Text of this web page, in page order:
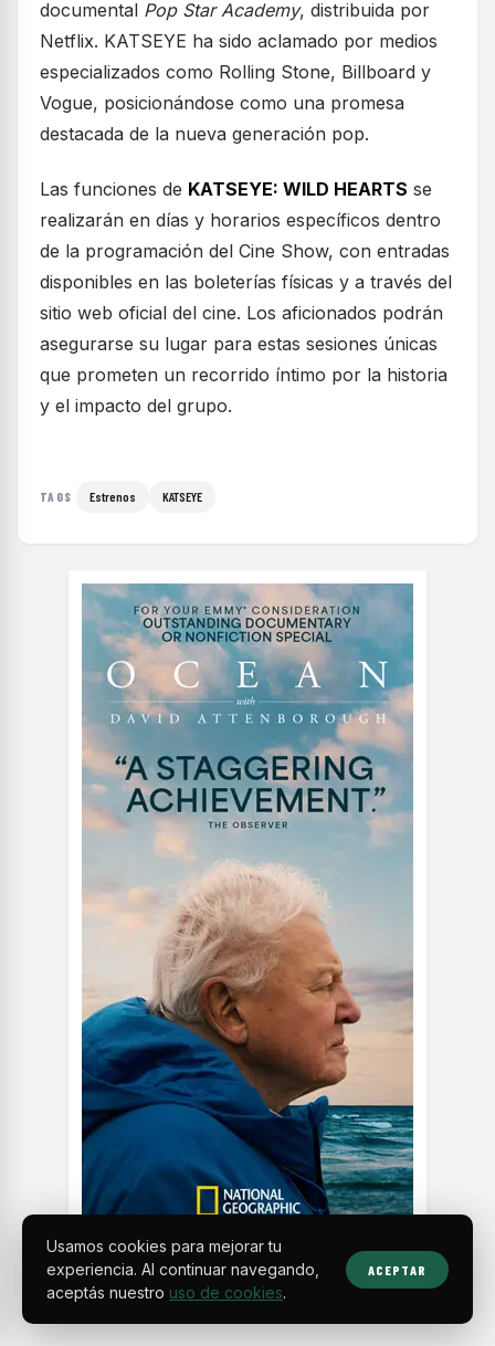
documental Pop Star Academy, distribuida por
Netflix. KATSEYE ha sido aclamado por medios
especializados como Rolling Stone, Billboard y
Vogue, posicionándose como una promesa
destacada de la nueva generación pop.
Las funciones de KATSEYE: WILD HEARTS se
realizarán en días y horarios específicos dentro
de la programación del Cine Show, con entradas
disponibles en las boleterías físicas y a través del
sitio web oficial del cine. Los aficionados podrán
asegurarse su lugar para estas sesiones únicas
que prometen un recorrido íntimo por la historia
y el impacto del grupo.
TAGS Estrenos KATSEYE
Usamos cookies para mejorar tu
experiencia. Al continuar navegando,
aceptás nuestro uso de cookies.
ACEPTAR